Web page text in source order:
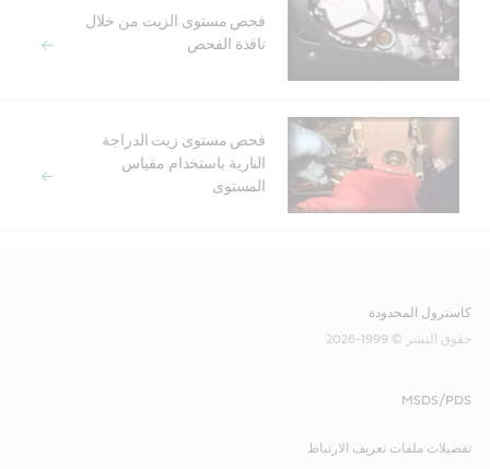
فحص مستوى الزيت من خلال
نافذة الفحص
فحص مستوى زيت الدراجة
النارية باستخدام مقياس
المستوى
كاسترول المحدودة
حقوق النشر © 1999-2026
MSDS/PDS
تفضيلات ملفات تعريف الارتباط